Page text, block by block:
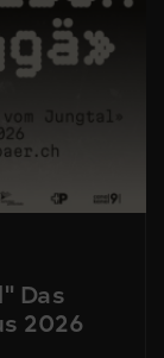
Das
2026